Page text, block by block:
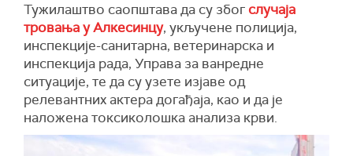
Тужилаштво саопштава да су због случаја
тровања у Алкесинцу, укључене полиција,
инспекције-санитарна, ветеринарска и
инспекција рада, Управа за ванредне
ситуације, те да су узете изјаве од
релевантних актера догађаја, као и да је
наложена токсиколошка анализа крви.